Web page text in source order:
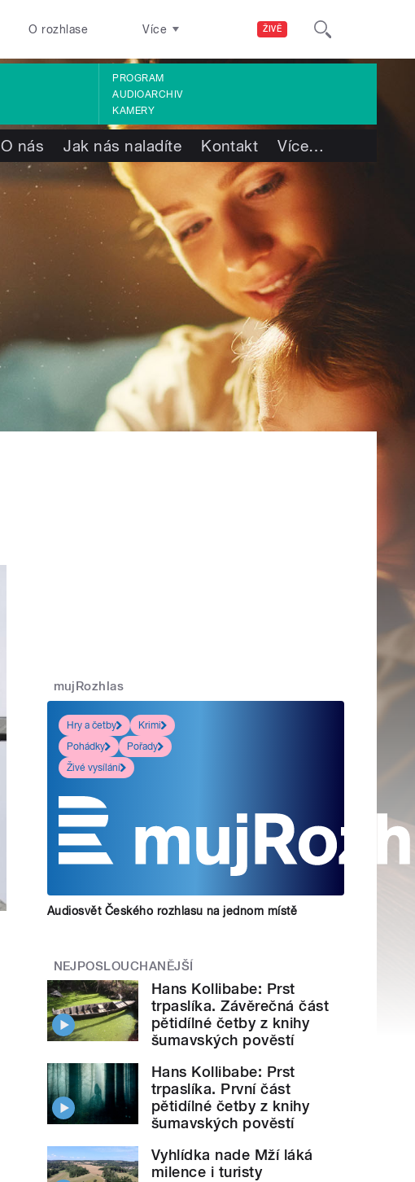
ŽIVĚ
O rozhlase Více
PROGRAM
AUDIOARCHIV
KAMERY
O nás Jak nás naladíte Kontakt Více…
mujRozhlas
Hry a četby
Krimi
Pohádky
Pořady
Živé vysílání
Audiosvět Českého rozhlasu na jednom místě
NEJPOSLOUCHANĚJŠÍ
Hans Kollibabe: Prst
trpaslíka. Závěrečná část
pětidílné četby z knihy
šumavských pověstí
Hans Kollibabe: Prst
trpaslíka. První část
pětidílné četby z knihy
šumavských pověstí
Vyhlídka nade Mží láká
milence i turisty